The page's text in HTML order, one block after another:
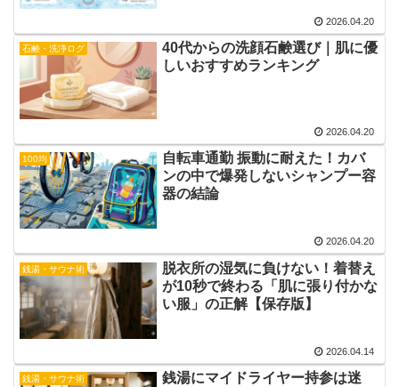
2026.04.20
石鹸・洗浄ログ
40代からの洗顔石鹸選び｜肌に優
しいおすすめランキング
2026.04.20
100均
自転車通勤 振動に耐えた！カバ
ンの中で爆発しないシャンプー容
器の結論
2026.04.20
銭湯・サウナ術
脱衣所の湿気に負けない！着替え
が10秒で終わる「肌に張り付かな
い服」の正解【保存版】
2026.04.14
銭湯・サウナ術
銭湯にマイドライヤー持参は迷